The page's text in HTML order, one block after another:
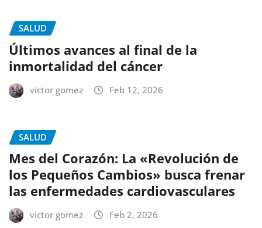
SALUD
Últimos avances al final de la
inmortalidad del cáncer
victor gomez Feb 12, 2026
SALUD
Mes del Corazón: La «Revolución de
los Pequeños Cambios» busca frenar
las enfermedades cardiovasculares
victor gomez Feb 2, 2026